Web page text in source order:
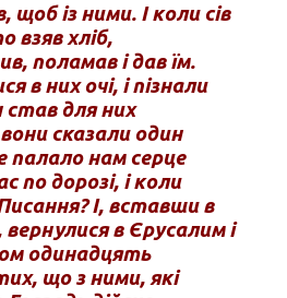
щоб із ними. І коли сів
взяв хліб,
поламав і дав їм.
в них очі, і пізнали
став для них
сказали один
палало нам серце
по дорозі, і коли
І, вставши в
в Єрусалим і
одинадцять
що з ними, які